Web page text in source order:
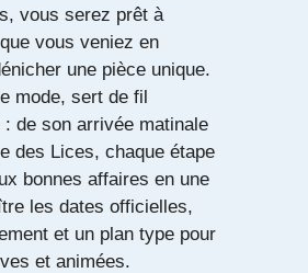
vous serez prêt à
vous veniez en
une pièce unique.
mode, sert de fil
de son arrivée matinale
des Lices, chaque étape
bonnes affaires en une
les dates officielles,
et un plan type pour
et animées.